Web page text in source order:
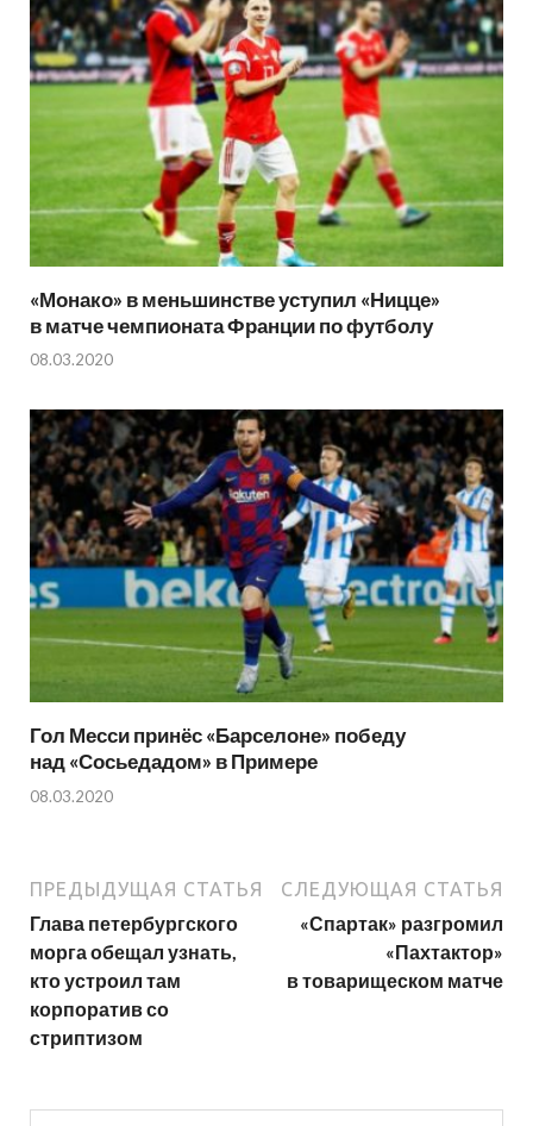
«Монако» в меньшинстве уступил «Ницце»
в матче чемпионата Франции по футболу
08.03.2020
Гол Месси принёс «Барселоне» победу
над «Сосьедадом» в Примере
08.03.2020
ПРЕДЫДУЩАЯ СТАТЬЯ
Глава петербургского
морга обещал узнать,
кто устроил там
корпоратив со
стриптизом
СЛЕДУЮЩАЯ СТАТЬЯ
«Спартак» разгромил
«Пахтактор»
в товарищеском матче